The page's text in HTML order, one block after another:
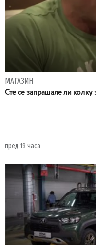
МАГАЗИН
Сте се запрашале ли колку
пред 19 часа